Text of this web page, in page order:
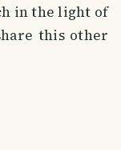
in the light of
this other